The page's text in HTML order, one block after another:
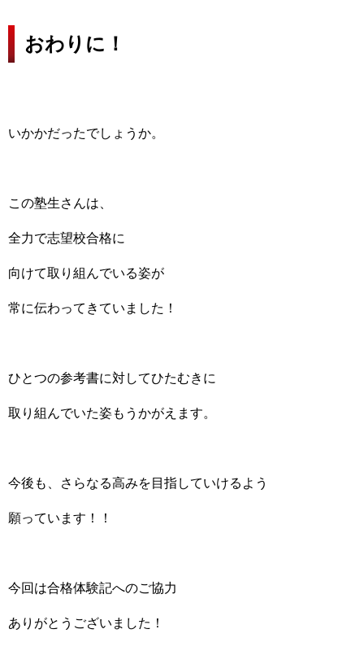
おわりに！
いかかだったでしょうか。
この塾生さんは、
全力で志望校合格に
向けて取り組んでいる姿が
常に伝わってきていました！
ひとつの参考書に対してひたむきに
取り組んでいた姿もうかがえます。
今後も、さらなる高みを目指していけるよう
願っています！！
今回は合格体験記へのご協力
ありがとうございました！